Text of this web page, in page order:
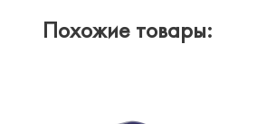
Похожие товары: